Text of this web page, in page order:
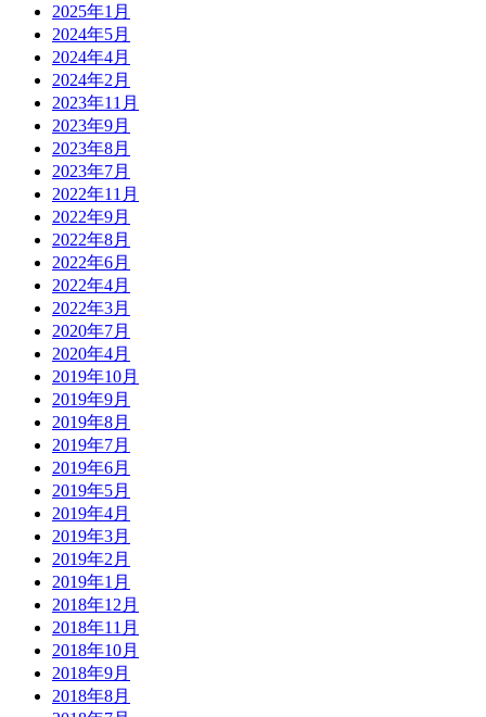
2025年1月
2024年5月
2024年4月
2024年2月
2023年11月
2023年9月
2023年8月
2023年7月
2022年11月
2022年9月
2022年8月
2022年6月
2022年4月
2022年3月
2020年7月
2020年4月
2019年10月
2019年9月
2019年8月
2019年7月
2019年6月
2019年5月
2019年4月
2019年3月
2019年2月
2019年1月
2018年12月
2018年11月
2018年10月
2018年9月
2018年8月